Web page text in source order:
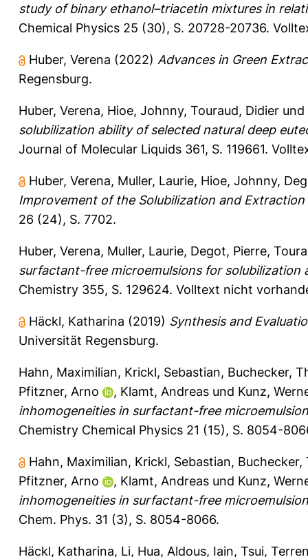
study of binary ethanol–triacetin mixtures in
Chemical Physics 25 (30), S. 20728-20736.
Huber, Verena (2022) Advances in Green
Regensburg.
Huber, Verena, Hioe, Johnny, Touraud, Didier und
solubilization ability of selected natural deep
Journal of Molecular Liquids 361, S. 119661.
Huber, Verena, Muller, Laurie, Hioe, Johnny,
Improvement of the Solubilization and
26 (24), S. 7702.
Huber, Verena, Muller, Laurie, Degot, Pierre,
surfactant-free microemulsions for
Chemistry 355, S. 129624. Volltext nicht
Häckl, Katharina (2019) Synthesis and
Universität Regensburg.
Hahn, Maximilian, Krickl, Sebastian, Buchecker,
Pfitzner, Arno
, Klamt, Andreas und Kunz,
inhomogeneities in surfactant-​free
Chemistry Chemical Physics 21 (15), S. 8054-
Hahn, Maximilian, Krickl, Sebastian, Buchecker,
Pfitzner, Arno
, Klamt, Andreas und Kunz,
inhomogeneities in surfactant-free
Chem. Phys. 31 (3), S. 8054-8066.
Häckl, Katharina, Li, Hua, Aldous, Iain, Tsui,